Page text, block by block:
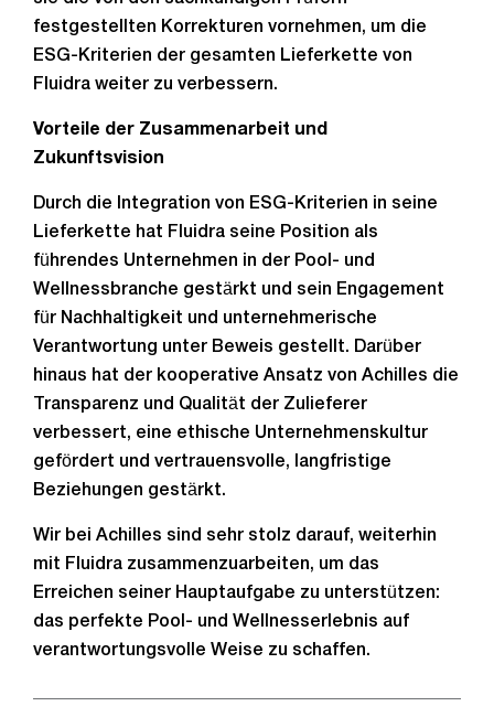
festgestellten Korrekturen vornehmen, um die
ESG-Kriterien der gesamten Lieferkette von
Fluidra weiter zu verbessern.
Vorteile der Zusammenarbeit und
Zukunftsvision
Durch die Integration von ESG-Kriterien in seine
Lieferkette hat Fluidra seine Position als
führendes Unternehmen in der Pool- und
Wellnessbranche gestärkt und sein Engagement
für Nachhaltigkeit und unternehmerische
Verantwortung unter Beweis gestellt. Darüber
hinaus hat der kooperative Ansatz von Achilles die
Transparenz und Qualität der Zulieferer
verbessert, eine ethische Unternehmenskultur
gefördert und vertrauensvolle, langfristige
Beziehungen gestärkt.
Wir bei Achilles sind sehr stolz darauf, weiterhin
mit Fluidra zusammenzuarbeiten, um das
Erreichen seiner Hauptaufgabe zu unterstützen:
das perfekte Pool- und Wellnesserlebnis auf
verantwortungsvolle Weise zu schaffen.